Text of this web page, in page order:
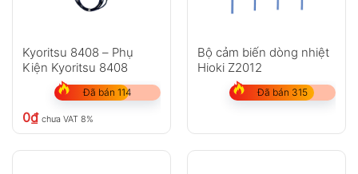
Kyoritsu 8408 – Phụ
Kiện Kyoritsu 8408
Đã bán 114
0₫ chưa VAT 8%
Bộ cảm biến dòng nhiệt
Hioki Z2012
Đã bán 315